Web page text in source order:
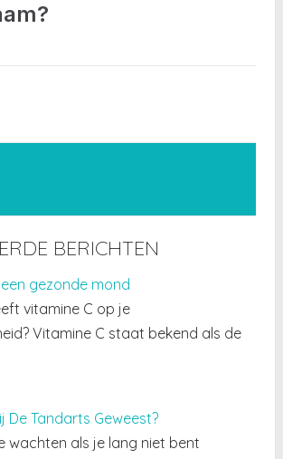
BERICHTEN
gezonde mond
vitamine C op je
Vitamine C staat bekend als de
De Tandarts Geweest?
wachten als je lang niet bent